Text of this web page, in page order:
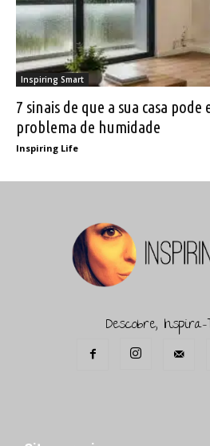
Inspiring Smart
7 sinais de que a sua casa
problema de humidade
Inspiring Life
Descobre,